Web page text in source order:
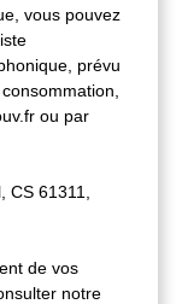
vous pouvez
prévu
ou par
61311,
de vos
notre